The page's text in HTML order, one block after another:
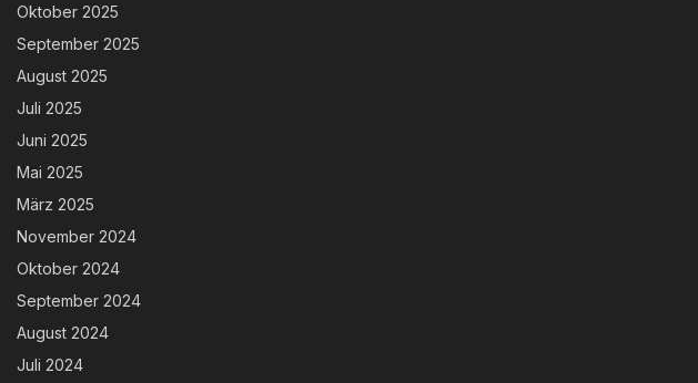
Oktober 2025
September 2025
August 2025
Juli 2025
Juni 2025
Mai 2025
März 2025
November 2024
Oktober 2024
September 2024
August 2024
Juli 2024